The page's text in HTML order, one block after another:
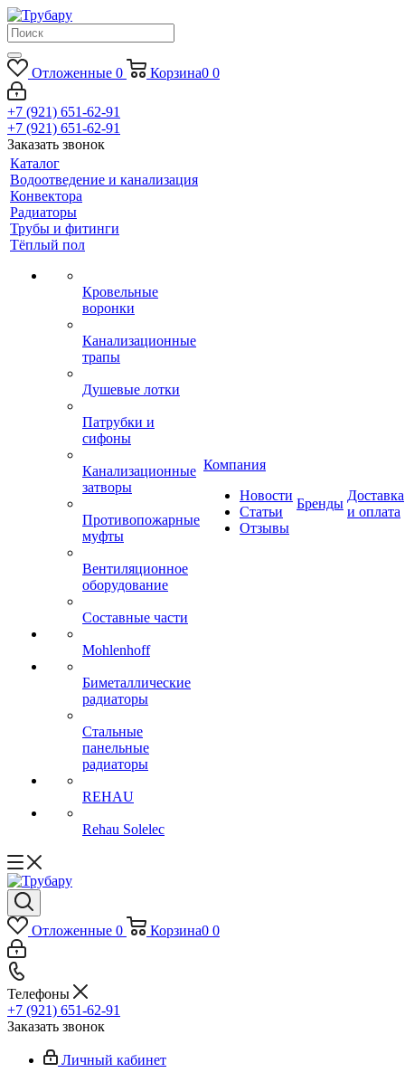
Отложенные 0 Корзина0 0
+7 (921) 651-62-91
+7 (921) 651-62-91
Заказать звонок
Каталог
Водоотведение и канализация
Конвектора
Радиаторы
Трубы и фитинги
Тёплый пол
Кровельные
воронки
Канализационные
трапы
Душевые лотки
Патрубки и
сифоны
Канализационные
затворы
Противопожарные
муфты
Вентиляционное
оборудование
Составные части
Mohlenhoff
Биметаллические
радиаторы
Стальные
панельные
радиаторы
REHAU
Rehau Solelec
Компания
Новости
Статьи
Отзывы
Бренды
Доставка
и оплата
Отложенные 0 Корзина0 0
Телефоны
+7 (921) 651-62-91
Заказать звонок
Личный кабинет